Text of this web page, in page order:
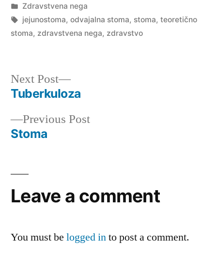
by
Posted
in
Zdravstvena nega
Tags:
jejunostoma, odvajalna stoma, stoma, teoretično
stoma, zdravstvena nega, zdravstvo
Post
navigation
Previous PostPrevious
Stoma
Next Post
Next
post:
Tuberkuloza
Leave a comment
You must be logged into post a comment.